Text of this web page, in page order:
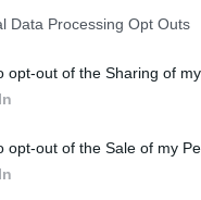
Data Processing Opt Outs
opt-out of the Sharing of
opt-out of the Sale of my
felidézte, az